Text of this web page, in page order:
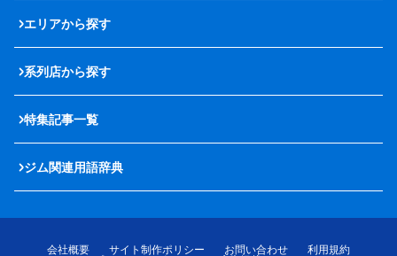
エリアから探す
系列店から探す
特集記事一覧
ジム関連用語辞典
会社概要 サイト制作ポリシー お問い合わせ
利用規約